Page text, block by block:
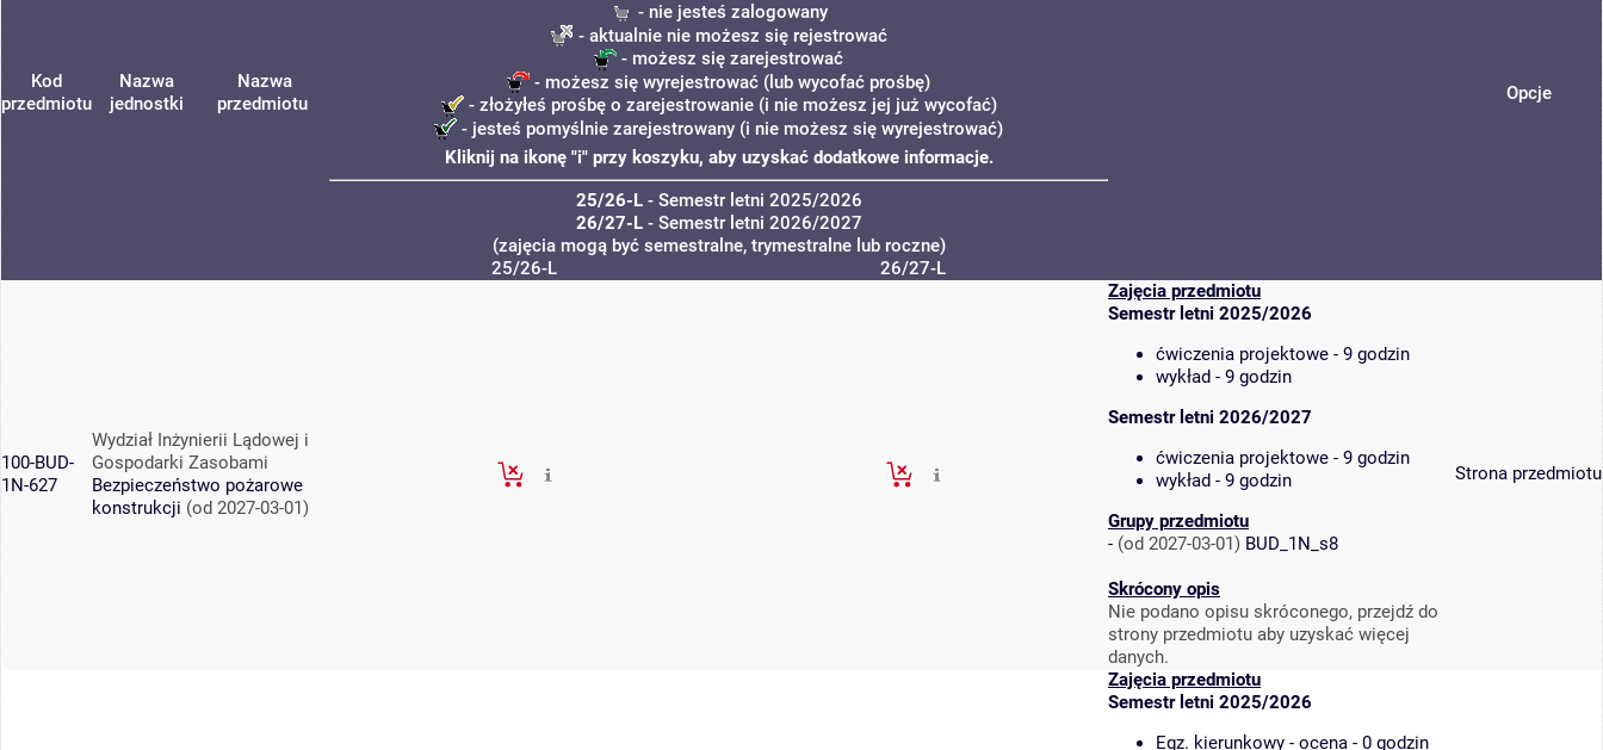
Kod
przedmiotu
Nazwa
jednostki
Nazwa
przedmiotu
- nie jesteś zalogowany
- aktualnie nie możesz się rejestrować
- możesz się zarejestrować
- możesz się wyrejestrować (lub wycofać prośbę)
- złożyłeś prośbę o zarejestrowanie (i nie możesz jej już wycofać)
- jesteś pomyślnie zarejestrowany (i nie możesz się wyrejestrować)
Kliknij na ikonę "i" przy koszyku, aby uzyskać dodatkowe informacje.
25/26-L- Semestr letni 2025/2026
26/27-L- Semestr letni 2026/2027
(zajęcia mogą być semestralne, trymestralne lub roczne)
Opcje
25/26-L 26/27-L
100-BUD-
1N-627
Wydział Inżynierii Lądowej i
Gospodarki Zasobami
Bezpieczeństwo pożarowe
konstrukcji (od 2027-03-01)
Zajęcia przedmiotu
Semestr letni 2025/2026
ćwiczenia projektowe - 9 godzin
wykład - 9 godzin
Semestr letni 2026/2027
ćwiczenia projektowe - 9 godzin
wykład - 9 godzin
Grupy przedmiotu
- (od 2027-03-01) BUD_1N_s8
Skrócony opis
Nie podano opisu skróconego, przejdź do
strony przedmiotu aby uzyskać więcej
danych.
Strona przedmiotu
Zajęcia przedmiotu
Semestr letni 2025/2026
Egz. kierunkowy - ocena - 0 godzin